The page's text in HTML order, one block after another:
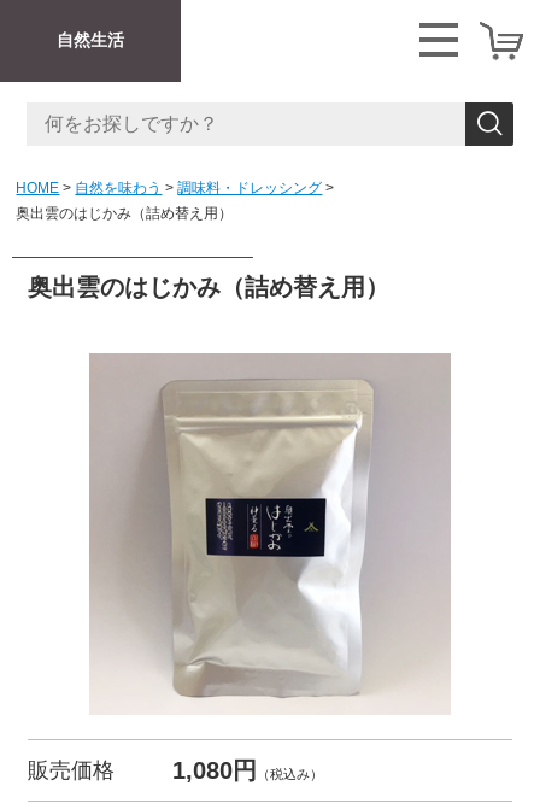
自然生活
HOME 自然を味わう
調味料・ドレッシング
奥出雲のはじかみ（詰め替え用）
奥出雲のはじかみ（詰め替え用）
販売価格 1,080円 （税込み）